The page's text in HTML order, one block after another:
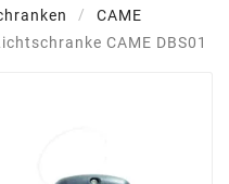
CAME
CAME DBS01